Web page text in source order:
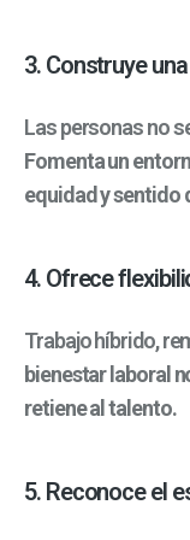
3. Construye
Las personas no
Fomenta un
equidad y sentido
4. Ofrece
Trabajo híbrido,
bienestar laboral
retiene al talento.
5. Reconoce el